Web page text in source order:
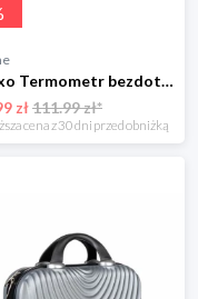
Maxxo Termometr bezdotykowy IRT01
zł111.99 zł*
cena z 30 dni przed obniżką